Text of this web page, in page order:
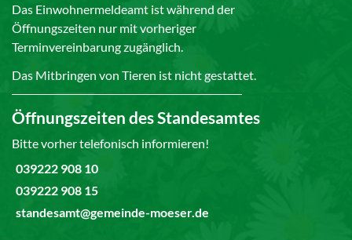
Das Einwohnermeldeamt ist während der
Öffnungszeiten nur mit vorheriger
Terminvereinbarung zugänglich.
Das Mitbringen von Tieren ist nicht gestattet.
Öffnungszeiten des Standesamtes
Bitte vorher telefonisch informieren!
039222 908 10
039222 908 15
standesamt@gemeinde-moeser.de